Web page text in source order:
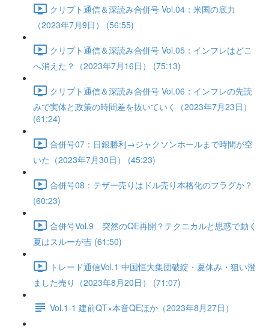
クリプト通信＆深読み合併号 Vol.04：米国の底力
（2023年7月9日） (56:55)
クリプト通信＆深読み合併号 Vol.05：インフレはどこ
へ消えた？（2023年7月16日） (75:13)
クリプト通信＆深読み合併号 Vol.06：インフレの先読
みで実体と政策の時間差を抜いていく（2023年7月23日）
(61:24)
合併号07：日銀勝利→ジャクソンホールまで時間が空
いた（2023年7月30日） (45:23)
合併号08：テザー売りはドル売り本格化のフラグか？
(60:23)
合併号Vol.9 突然のQE再開？テクニカルと思惑で動く
夏はスルーが吉 (61:50)
トレード通信Vol.1 中国恒⼤集団破綻・夏休み・狙い澄
ました売り（2023年8月20日） (71:07)
Vol.1-1 建前QT×本音QEほか（2023年8月27日）